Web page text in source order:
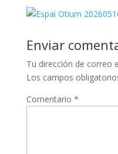
Enviar
Tu dirección de correo
Los campos
Comentario *